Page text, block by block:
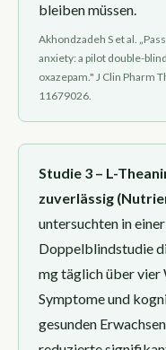
bleiben müssen.
Akhondzadeh S et al.
anxiety: a pilot double-
oxazepam." J Clin Pharm
11679026.
Studie 3 – L-
zuverlässig
untersuchten in
Doppelblindstudie
mg täglich über vier
Symptome und
gesunden